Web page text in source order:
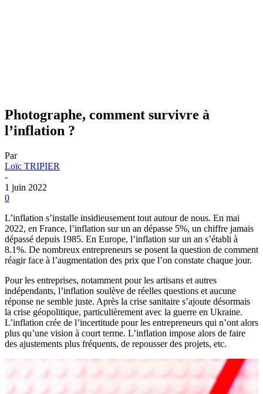
Photographe, comment survivre à
l’inflation ?
Par
Loïc TRIPIER
-
1 juin 2022
0
L’inflation s’installe insidieusement tout autour de nous. En mai
2022, en France, l’inflation sur un an dépasse 5%, un chiffre jamais
dépassé depuis 1985. En Europe, l’inflation sur un an s’établi à
8.1%. De nombreux entrepreneurs se posent la question de comment
réagir face à l’augmentation des prix que l’on constate chaque jour.
Pour les entreprises, notamment pour les artisans et autres
indépendants, l’inflation soulève de réelles questions et aucune
réponse ne semble juste. Après la crise sanitaire s’ajoute désormais
la crise géopolitique, particulièrement avec la guerre en Ukraine.
L’inflation crée de l’incertitude pour les entrepreneurs qui n’ont alors
plus qu’une vision à court terme. L’inflation impose alors de faire
des ajustements plus fréquents, de repousser des projets, etc.